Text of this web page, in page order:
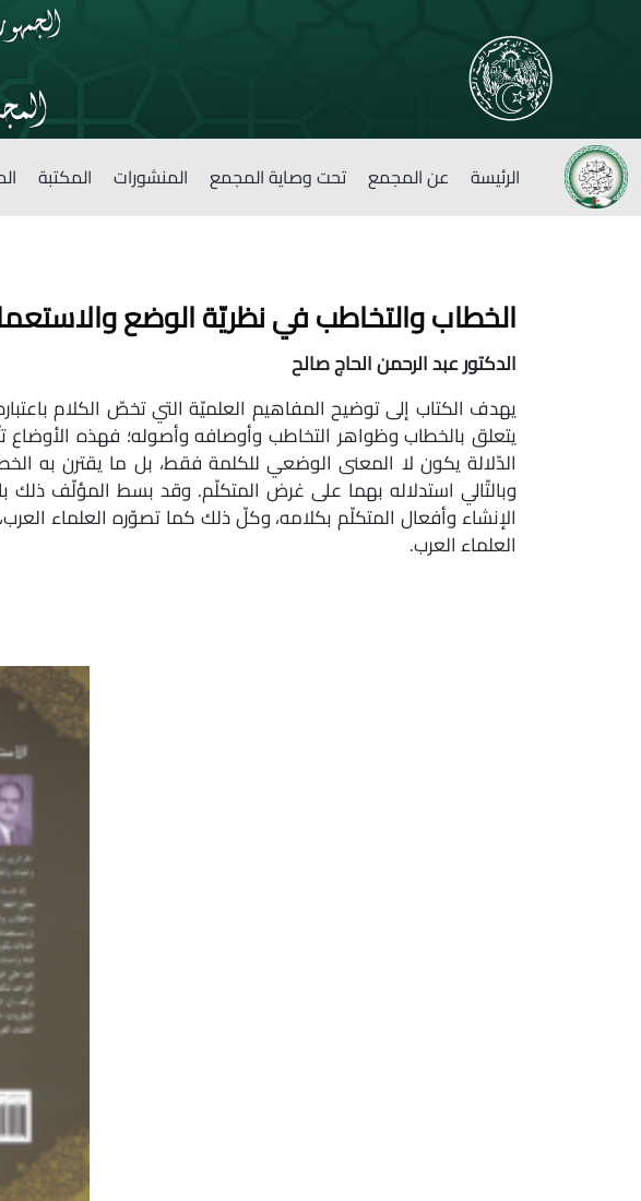
الرئيسة عن المجمع تحت وصاية المجمع المنشورات المكتبة
الخطاب والتخاطب في نظريّة الوضع
الدكتور عبد الرحمن الحاج صالح
يهدف الكتاب إلى توضيح المفاهيم العلميّة التي تخصّ الكلام
يتعلق بالخطاب وظواهر التخاطب وأوصافه وأصوله؛ فهذه
الدّلالة يكون لا المعنى الوضعي للكلمة فقط، بل ما يقترن به
وبالتّالي استدلاله بهما على غرض المتكلّم. وقد بسط المؤلّف ذلك
الإنشاء وأفعال المتكلّم بكلامه، وكلّ ذلك كما تصوّره العلماء
العلماء العرب.